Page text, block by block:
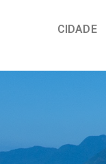
Aberta
CIDADE